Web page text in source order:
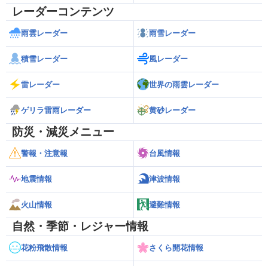
レーダーコンテンツ
雨雲レーダー 雨雪レーダー
積雪レーダー 風レーダー
雷レーダー 世界の雨雲レーダー
ゲリラ雷雨レーダー 黄砂レーダー
防災・減災メニュー
警報・注意報 台風情報
地震情報 津波情報
火山情報 避難情報
自然・季節・レジャー情報
花粉飛散情報 さくら開花情報